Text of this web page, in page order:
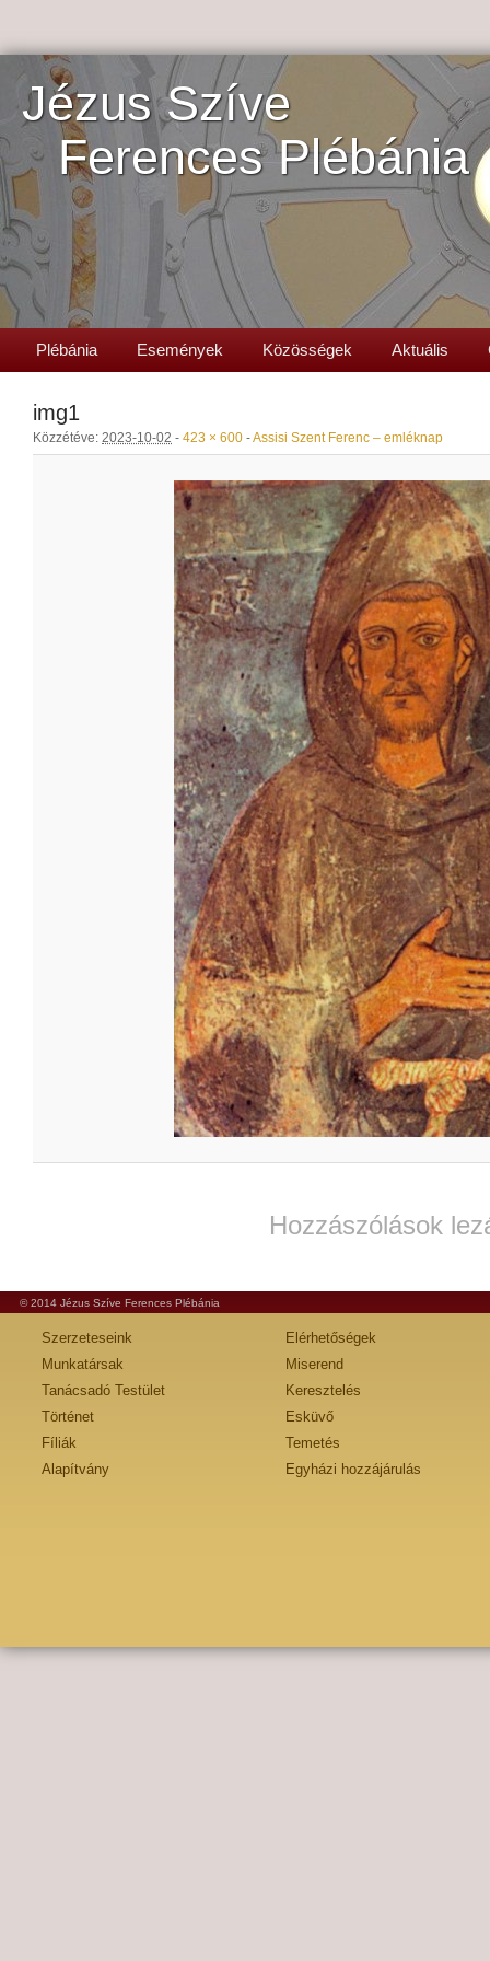
Jézus Szíve
Ferences Plébánia
Plébánia Események Közösségek Aktuális
img1
Közzétéve: 2023-10-02 - 423 × 600 -Assisi Szent Ferenc – emléknap
Hozzászólások
© 2014 Jézus Szíve Ferences Plébánia
Szerzeteseink
Munkatársak
Tanácsadó Testület
Történet
Fíliák
Alapítvány
Elérhetőségek
Miserend
Keresztelés
Esküvő
Temetés
Egyházi hozzájárulás